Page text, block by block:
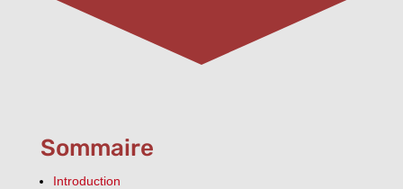
Sommaire
Introduction